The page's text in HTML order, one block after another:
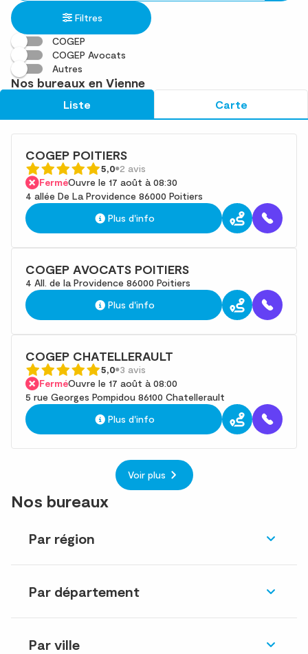
établissement
une
adresse
trouvé(s)
Filtres
COGEP
COGEP Avocats
Autres
Nos bureaux en Vienne
Liste Carte
COGEP POITIERS
5,0 2 avis
FerméOuvre le 17 août à 08:30
4 allée De La Providence 86000 Poitiers
Plus d'info
COGEP AVOCATS POITIERS
4 All. de la Providence 86000 Poitiers
Plus d'info
COGEP CHATELLERAULT
5,0 3 avis
FerméOuvre le 17 août à 08:00
5 rue Georges Pompidou 86100 Chatellerault
Plus d'info
Voir plus
Nos bureaux
Par région
Par département
Par ville